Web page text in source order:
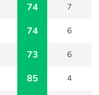
74 7
74 6
73 6
85 4